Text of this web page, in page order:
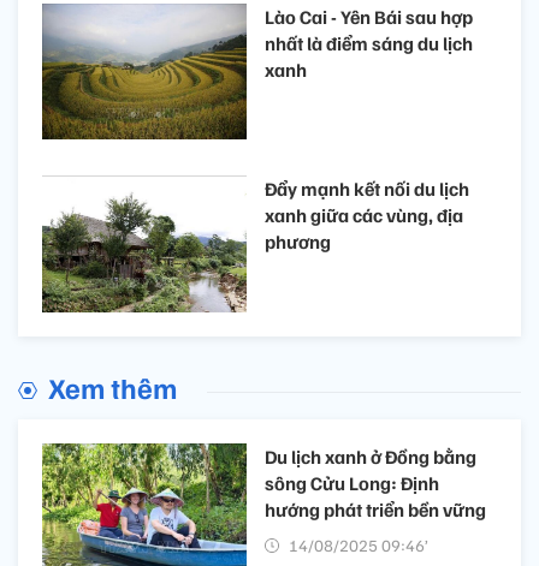
Lào Cai - Yên Bái sau hợp
nhất là điểm sáng du lịch
xanh
Đẩy mạnh kết nối du lịch
xanh giữa các vùng, địa
phương
Xem thêm
Du lịch xanh ở Đồng bằng
sông Cửu Long: Định
hướng phát triển bền vững
14/08/2025 09:46’